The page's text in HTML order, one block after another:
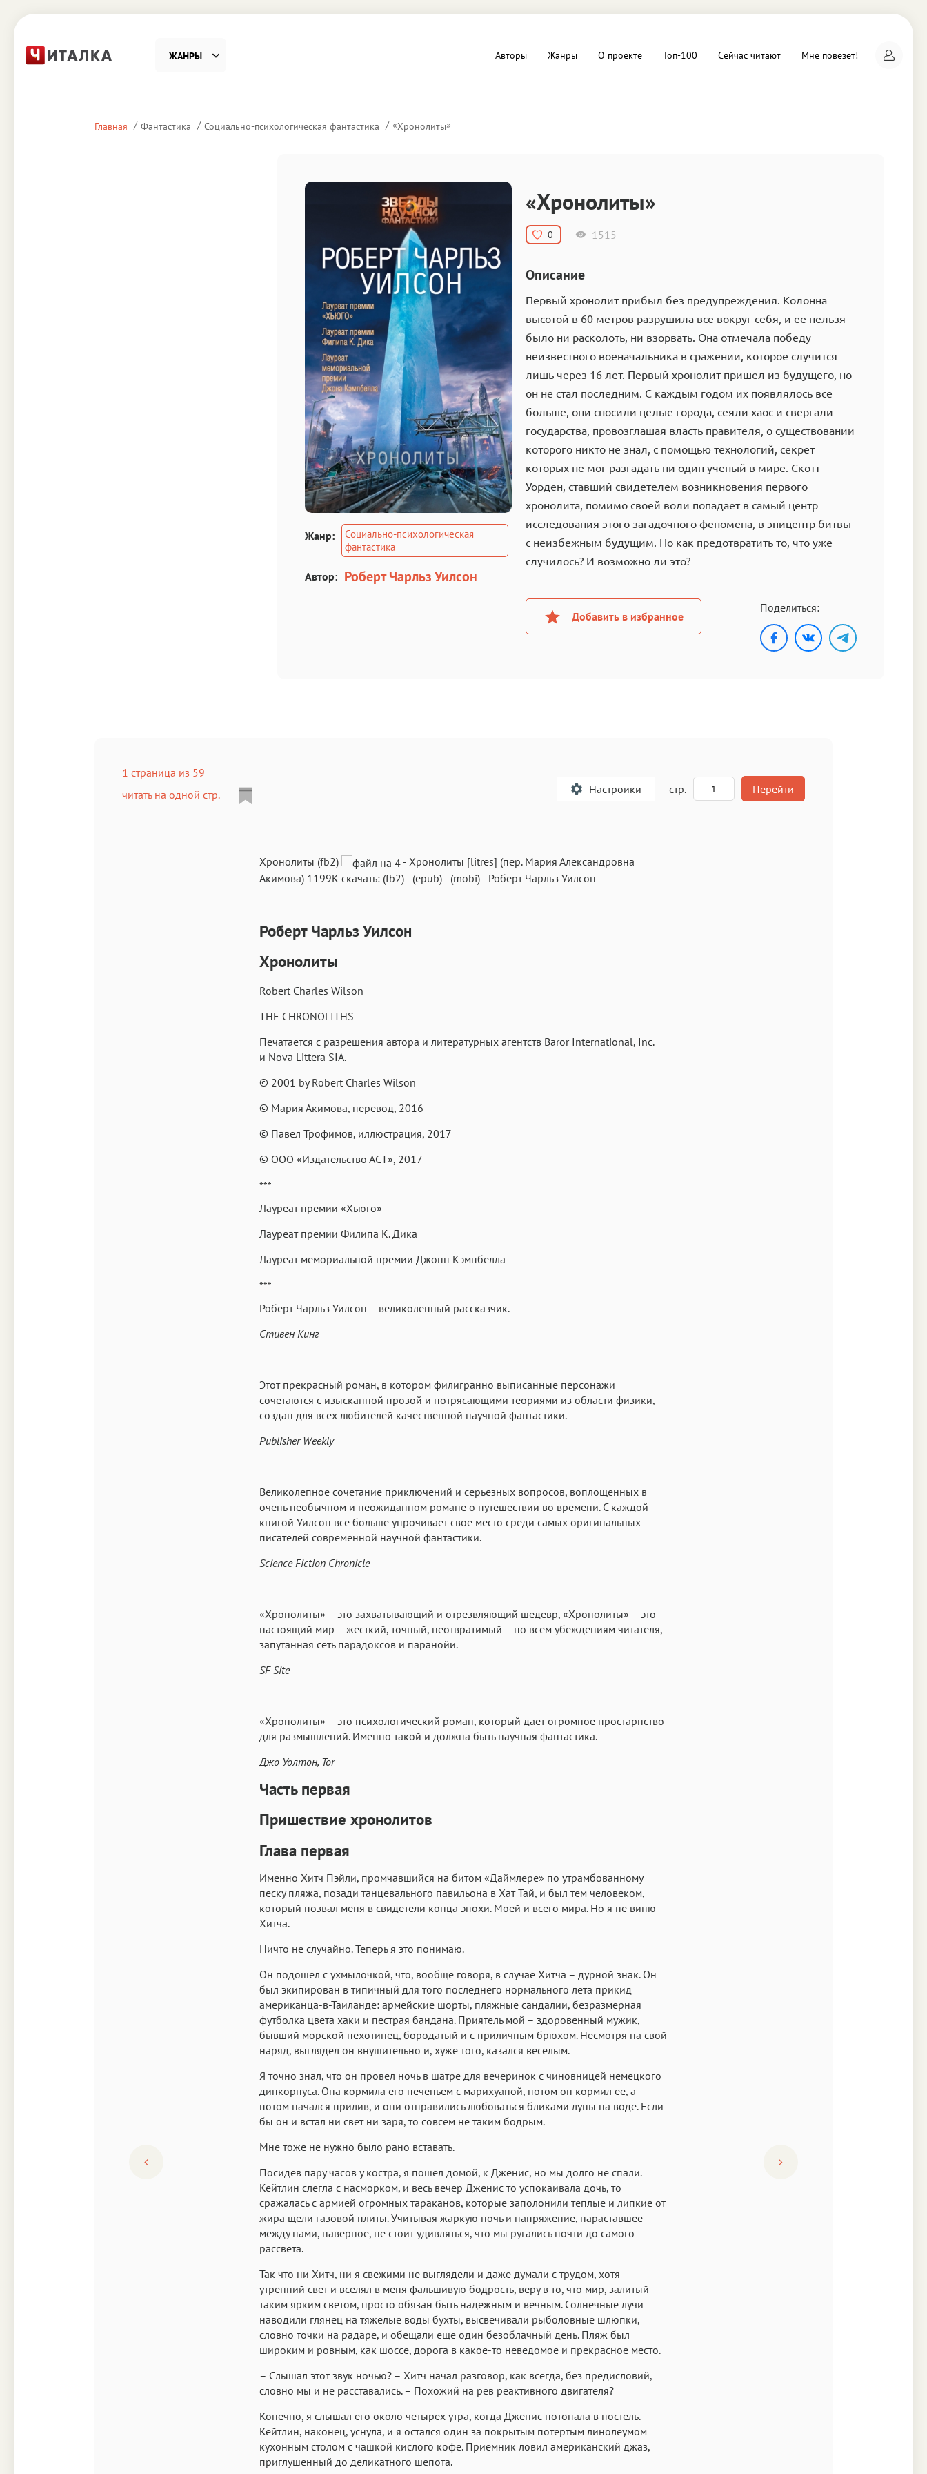
ЖАНРЫ
Драматургия
Домоводство Компьютеры и Интернет
Фольклор
Авторы Жанры О проекте Топ-100 Сейчас читают Мне повезет!
Главная Фантастика Социально-психологическая фантастика «Хронолиты»
Жанр:
Социально-психологическая
фантастика
Автор: Роберт Чарльз Уилсон
«Хронолиты»
0 1515
Описание
Первый хронолит прибыл без предупреждения. Колонна
высотой в 60 метров разрушила все вокруг себя, и ее нельзя
было ни расколоть, ни взорвать. Она отмечала победу
неизвестного военачальника в сражении, которое случится
лишь через 16 лет. Первый хронолит пришел из будущего, но
он не стал последним. С каждым годом их появлялось все
больше, они сносили целые города, сеяли хаос и свергали
государства, провозглашая власть правителя, о существовании
которого никто не знал, с помощью технологий, секрет
которых не мог разгадать ни один ученый в мире. Скотт
Уорден, ставший свидетелем возникновения первого
хронолита, помимо своей воли попадает в самый центр
исследования этого загадочного феномена, в эпицентр битвы
с неизбежным будущим. Но как предотвратить то, что уже
случилось? И возможно ли это?
Добавить в избранное
Поделиться:
1 страница из 59
читать на одной стр.
Настроики
Аа Аа Аа Аа
Аа
Аа
стр. Перейти
Хронолиты (fb2) - Хронолиты [litres] (пер. Мария Александровна
Акимова) 1199K скачать: (fb2) - (epub) - (mobi) - Роберт Чарльз Уилсон
Роберт Чарльз Уилсон
Хронолиты
Robert Charles Wilson
THE CHRONOLITHS
Печатается с разрешения автора и литературных агентств Baror International, Inc.
и Nova Littera SIA.
© 2001 by Robert Charles Wilson
© Мария Акимова, перевод, 2016
© Павел Трофимов, иллюстрация, 2017
© ООО «Издательство АСТ», 2017
***
Лауреат премии «Хьюго»
Лауреат премии Филипа К. Дика
Лауреат мемориальной премии Джонп Кэмпбелла
***
Роберт Чарльз Уилсон – великолепный рассказчик.
Стивен Кинг
Этот прекрасный роман, в котором филигранно выписанные персонажи
сочетаются с изысканной прозой и потрясающими теориями из области физики,
создан для всех любителей качественной научной фантастики.
Publisher Weekly
Великолепное сочетание приключений и серьезных вопросов, воплощенных в
очень необычном и неожиданном романе о путешествии во времени. С каждой
книгой Уилсон все больше упрочивает свое место среди самых оригинальных
писателей современной научной фантастики.
Science Fiction Chronicle
«Хронолиты» – это захватывающий и отрезвляющий шедевр, «Хронолиты» – это
настоящий мир – жесткий, точный, неотвратимый – по всем убеждениям читателя,
запутанная сеть парадоксов и паранойи.
SF Site
«Хронолиты» – это психологический роман, который дает огромное простарнство
для размышлений. Именно такой и должна быть научная фантастика.
Джо Уолтон, Tor
Часть первая
Пришествие хронолитов
Глава первая
Именно Хитч Пэйли, промчавшийся на битом «Даймлере» по утрамбованному
песку пляжа, позади танцевального павильона в Хат Тай, и был тем человеком,
который позвал меня в свидетели конца эпохи. Моей и всего мира. Но я не виню
Хитча.
Ничто не случайно. Теперь я это понимаю.
Он подошел с ухмылочкой, что, вообще говоря, в случае Хитча – дурной знак. Он
был экипирован в типичный для того последнего нормального лета прикид
американца-в-Таиланде: армейские шорты, пляжные сандалии, безразмерная
футболка цвета хаки и пестрая бандана. Приятель мой – здоровенный мужик,
бывший морской пехотинец, бородатый и с приличным брюхом. Несмотря на свой
наряд, выглядел он внушительно и, хуже того, казался веселым.
Я точно знал, что он провел ночь в шатре для вечеринок с чиновницей немецкого
дипкорпуса. Она кормила его печеньем с марихуаной, потом он кормил ее, а
потом начался прилив, и они отправились любоваться бликами луны на воде. Если
бы он и встал ни свет ни заря, то совсем не таким бодрым.
Мне тоже не нужно было рано вставать.
Посидев пару часов у костра, я пошел домой, к Дженис, но мы долго не спали.
Кейтлин слегла с насморком, и весь вечер Дженис то успокаивала дочь, то
сражалась с армией огромных тараканов, которые заполонили теплые и липкие от
жира щели газовой плиты. Учитывая жаркую ночь и напряжение, нараставшее
между нами, наверное, не стоит удивляться, что мы ругались почти до самого
рассвета.
Так что ни Хитч, ни я свежими не выглядели и даже думали с трудом, хотя
утренний свет и вселял в меня фальшивую бодрость, веру в то, что мир, залитый
таким ярким светом, просто обязан быть надежным и вечным. Солнечные лучи
наводили глянец на тяжелые воды бухты, высвечивали рыболовные шлюпки,
словно точки на радаре, и обещали еще один безоблачный день. Пляж был
широким и ровным, как шоссе, дорога в какое-то неведомое и прекрасное место.
– Слышал этот звук ночью? – Хитч начал разговор, как всегда, без предисловий,
словно мы и не расставались. – Похожий на рев реактивного двигателя?
Конечно, я слышал его около четырех утра, когда Дженис потопала в постель.
Кейтлин, наконец, уснула, и я остался один за покрытым потертым линолеумом
кухонным столом с чашкой кислого кофе. Приемник ловил американский джаз,
приглушенный до деликатного шепота.